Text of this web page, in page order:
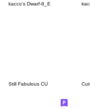
kacco's Dwarf-8_E
Still Fabulous CU